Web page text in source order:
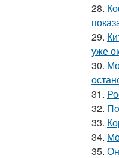
28.
29.
уже
30.
31.
32.
33.
34.
35.